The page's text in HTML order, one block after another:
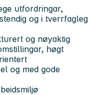
utfordringar,
og i tverrfagleg
og nøyaktig
høgt
og med gode